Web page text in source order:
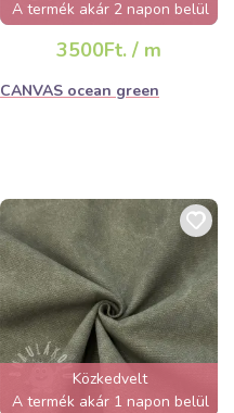
A termék akár 2 napon belül
elfogyhat!
3500Ft. / m
CANVAS ocean green
Közkedvelt
A termék akár 1 napon belül